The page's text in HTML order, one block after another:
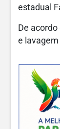
estadual
De
e